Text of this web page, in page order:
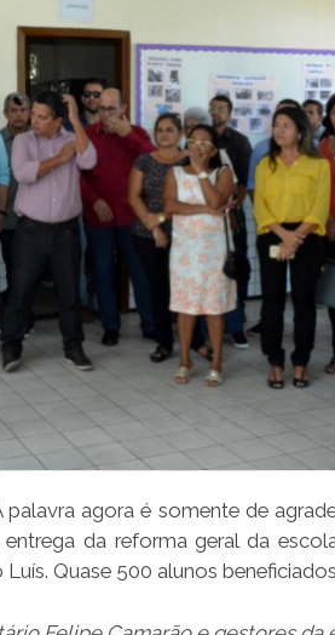
agora é somente de
da reforma geral da
Quase 500 alunos